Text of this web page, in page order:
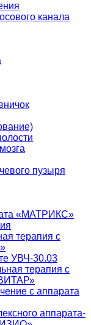
канала
пузыря
«МАТРИКС»
терапия с
УВЧ-30.03
терапия с
с аппарата
аппарата-